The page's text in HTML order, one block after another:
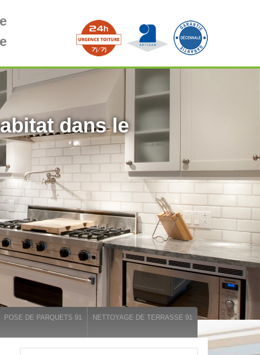
dans le
POSE DE PARQUETS 91 NETTOYAGE DE TERRASSE 91